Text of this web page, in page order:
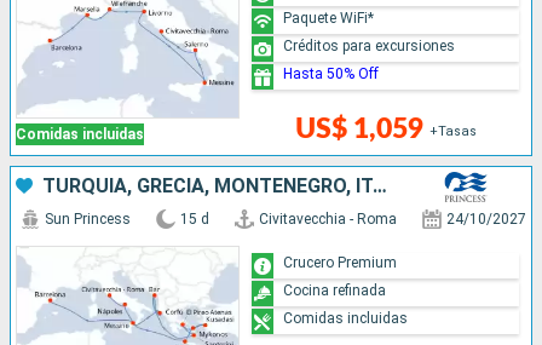
Comidas incluidas US$ 1,059 +Tasas
Paquete WiFi*
Créditos para excursiones
Hasta 50% Off
TURQUÍA, GRECIA, MONTENEGRO, ITALIA, ESPAÑA
Sun Princess 15 d Civitavecchia - Roma 24/10/2027
Crucero Premium
Cocina refinada
Comidas incluidas